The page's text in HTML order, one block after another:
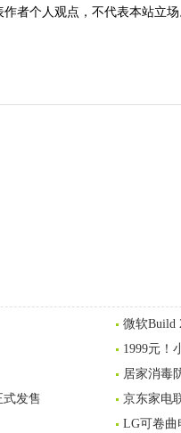
者个人观点，不代表本站立
微软Build
1999元！
居家消毒
式发售
京东家电
LG可卷曲